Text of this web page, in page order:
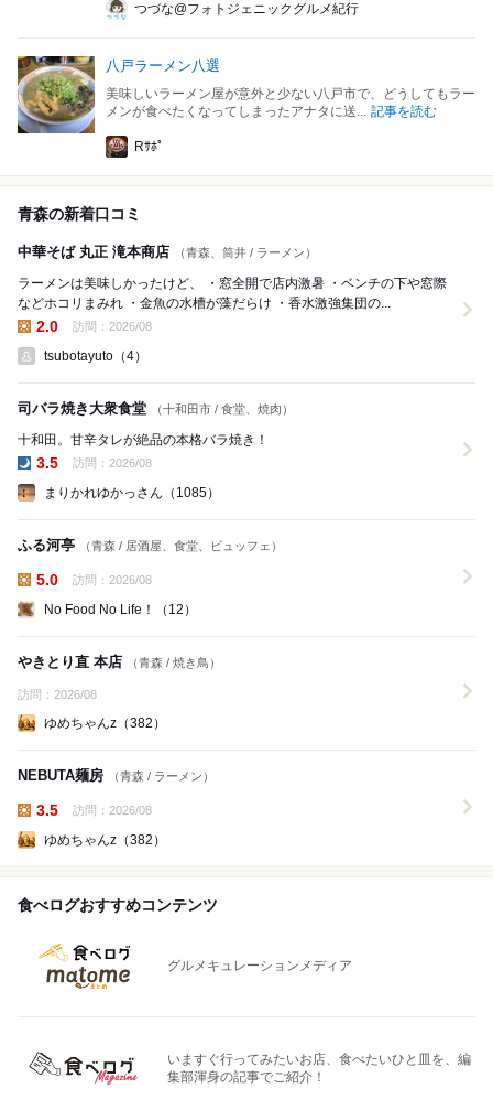
つづな@フォトジェニックグルメ紀行
八戸ラーメン八選
美味しいラーメン屋が意外と少ない八戸市で、どうしてもラー
メンが食べたくなってしまったアナタに送... 記事を読む
Rｻﾎﾟ
青森の新着口コミ
中華そば 丸正 滝本商店 （青森、筒井 / ラーメン）
ラーメンは美味しかったけど、 ・窓全開で店内激暑 ・ベンチの下や窓際
などホコリまみれ ・金魚の水槽が藻だらけ ・香水激強集団の...
2.0 訪問：2026/08
tsubotayuto（4）
司バラ焼き大衆食堂 （十和田市 / 食堂、焼肉）
十和田。甘辛タレが絶品の本格バラ焼き！
3.5 訪問：2026/08
まりかれゆかっさん（1085）
ふる河亭 （青森 / 居酒屋、食堂、ビュッフェ）
5.0 訪問：2026/08
No Food No Life！（12）
やきとり直 本店 （青森 / 焼き鳥）
訪問：2026/08
ゆめちゃんz（382）
NEBUTA麺房 （青森 / ラーメン）
3.5 訪問：2026/08
ゆめちゃんz（382）
食べログおすすめコンテンツ
グルメキュレーションメディア
いますぐ行ってみたいお店、食べたいひと皿を、編
集部渾身の記事でご紹介！